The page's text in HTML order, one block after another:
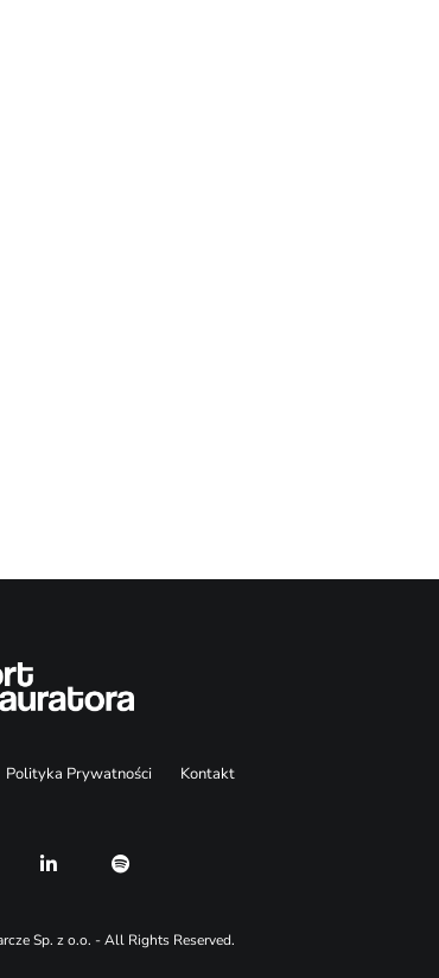
Polityka Prywatności Kontakt
Sp. z o.o. - All Rights Reserved.